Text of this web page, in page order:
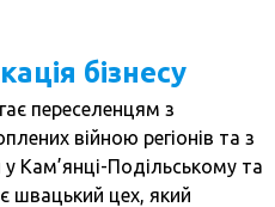
бізнесу
переселенцям з
війною регіонів та з
Кам’янці-Подільському та
швацький цех, який